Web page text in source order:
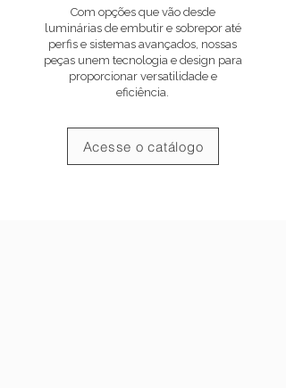
Com opções que vão desde
luminárias de embutir e sobrepor até
perfis e sistemas avançados, nossas
peças unem tecnologia e design para
proporcionar versatilidade e
eficiência.
Acesse o catálogo